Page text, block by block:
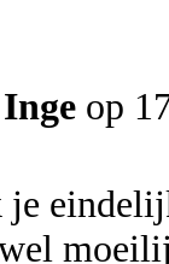
Inge op